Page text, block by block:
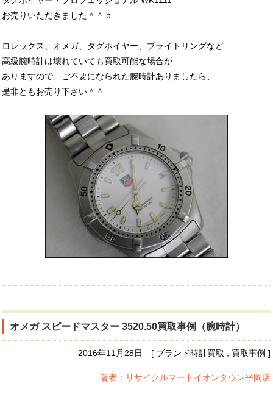
お売りいただきました＾＾ｂ
ロレックス、オメガ、タグホイヤー、ブライトリングなど
高級腕時計は壊れていても買取可能な場合が
ありますので、ご不要になられた腕時計ありましたら、
是非ともお売り下さい＾＾
オメガ スピードマスター 3520.50買取事例（腕時計）
2016年11月28日 [ ブランド時計買取 , 買取事例 ]
著者：リサイクルマートイオンタウン平岡店